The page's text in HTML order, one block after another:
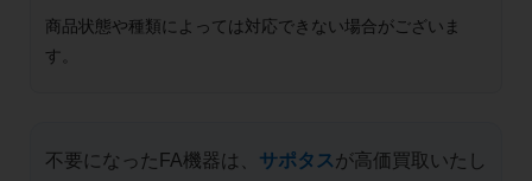
商品状態や種類によっては対応できない場合がございま
す。
不要になったFA機器は、 サポタスが高価買取いたし